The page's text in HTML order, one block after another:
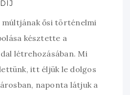
múltjának ősi történelmi
késztette a
létrehozásában. Mi
itt éljük le dolgos
naponta látjuk a